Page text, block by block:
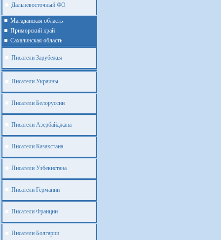
Дальневосточный ФО
Магаданская область
Приморский край
Cахалинская область
Писатели Зарубежья
Писатели Украины
Писатели Белоруссии
Писатели Азербайджана
Писатели Казахстана
Писатели Узбекистана
Писатели Германии
Писатели Франции
Писатели Болгарии